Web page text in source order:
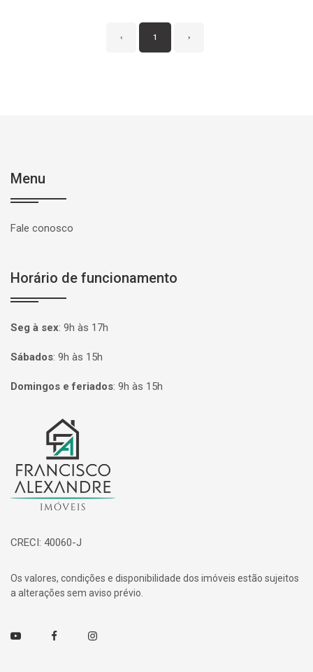
‹ 1 ›
Menu
Fale conosco
Horário de funcionamento
Seg à sex: 9h às 17h
Sábados: 9h às 15h
Domingos e feriados: 9h às 15h
Página inicial
CRECI: 40060-J
Os valores, condições e disponibilidade dos imóveis estão sujeitos
a alterações sem aviso prévio.
Youtube FacebookInstagram